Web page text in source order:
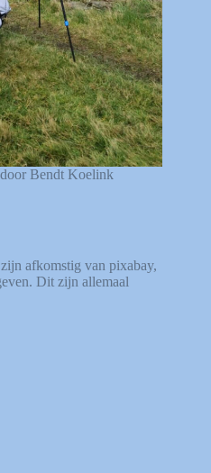
Bendt Koelink
afkomstig van pixabay,
Dit zijn allemaal